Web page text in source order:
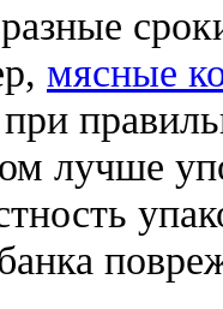
мясные
при
лучше